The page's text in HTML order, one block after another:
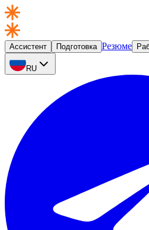
Ассистент Подготовка Резюме
RU